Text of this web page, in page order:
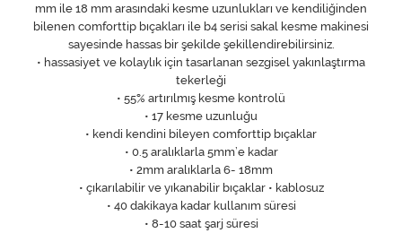
mm ile 18 mm arasındaki kesme uzunlukları ve kendiliğinden
bilenen comforttip bıçakları ile b4 serisi sakal kesme makinesi
sayesinde hassas bir şekilde şekillendirebilirsiniz.
• hassasiyet ve kolaylık için tasarlanan sezgisel yakınlaştırma
tekerleği
• 55% artırılmış kesme kontrolü
• 17 kesme uzunluğu
• kendi kendini bileyen comforttip bıçaklar
• 0.5 aralıklarla 5mm’e kadar
• 2mm aralıklarla 6- 18mm
• çıkarılabilir ve yıkanabilir bıçaklar • kablosuz
• 40 dakikaya kadar kullanım süresi
• 8-10 saat şarj süresi